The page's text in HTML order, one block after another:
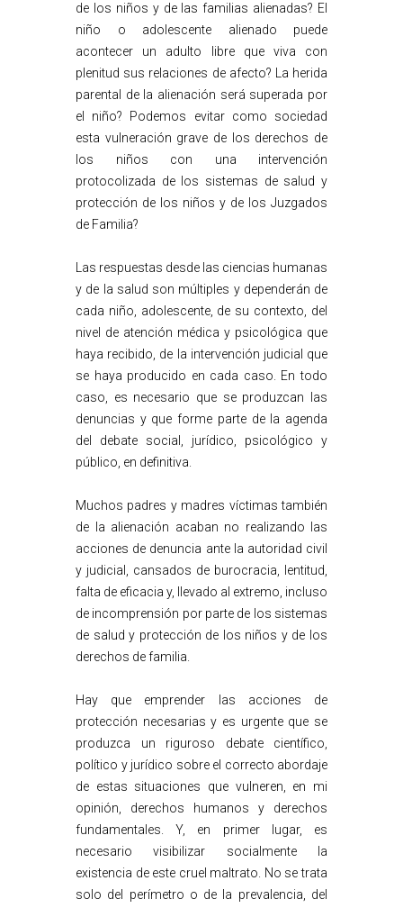
de los niños y de las familias alienadas? El
niño o adolescente alienado puede
acontecer un adulto libre que viva con
plenitud sus relaciones de afecto? La herida
parental de la alienación será superada por
el niño? Podemos evitar como sociedad
esta vulneración grave de los derechos de
los niños con una intervención
protocolizada de los sistemas de salud y
protección de los niños y de los Juzgados
de Familia?
Las respuestas desde las ciencias humanas
y de la salud son múltiples y dependerán de
cada niño, adolescente, de su contexto, del
nivel de atención médica y psicológica que
haya recibido, de la intervención judicial que
se haya producido en cada caso. En todo
caso, es necesario que se produzcan las
denuncias y que forme parte de la agenda
del debate social, jurídico, psicológico y
público, en definitiva.
Muchos padres y madres víctimas también
de la alienación acaban no realizando las
acciones de denuncia ante la autoridad civil
y judicial, cansados de burocracia, lentitud,
falta de eficacia y, llevado al extremo, incluso
de incomprensión por parte de los sistemas
de salud y protección de los niños y de los
derechos de familia.
Hay que emprender las acciones de
protección necesarias y es urgente que se
produzca un riguroso debate científico,
político y jurídico sobre el correcto abordaje
de estas situaciones que vulneren, en mi
opinión, derechos humanos y derechos
fundamentales. Y, en primer lugar, es
necesario visibilizar socialmente la
existencia de este cruel maltrato. No se trata
solo del perímetro o de la prevalencia, del